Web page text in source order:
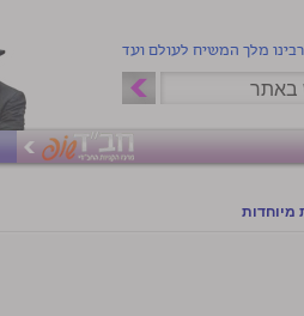
ורבינו מלך המשיח לעולם ועד